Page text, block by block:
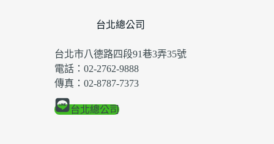
台北總公司
台北市八德路四段91巷3弄35號
電話：02-2762-9888
傳真：02-8787-7373
台北總公司